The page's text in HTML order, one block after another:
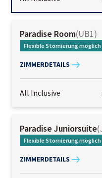
Paradise Room(UB1)
Flexible Stornierung möglich
ZIMMERDETAILS
All Inclusive
Paradise Juniorsuite(
Flexible Stornierung möglich
ZIMMERDETAILS